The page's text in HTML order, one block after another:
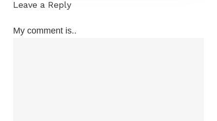
Leave a Reply
My comment is..